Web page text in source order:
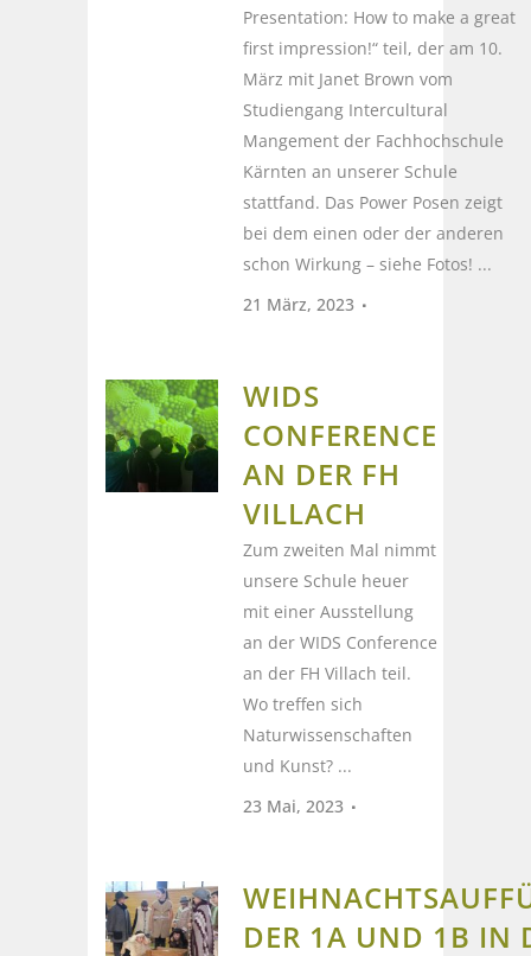
Presentation: How to make a great
first impression!“ teil, der am 10.
März mit Janet Brown vom
Studiengang Intercultural
Mangement der Fachhochschule
Kärnten an unserer Schule
stattfand. Das Power Posen zeigt
bei dem einen oder der anderen
schon Wirkung – siehe Fotos! ...
21 März, 2023
WIDS
CONFERENCE
AN DER FH
VILLACH
Zum zweiten Mal nimmt
unsere Schule heuer
mit einer Ausstellung
an der WIDS Conference
an der FH Villach teil.
Wo treffen sich
Naturwissenschaften
und Kunst? ...
23 Mai, 2023
DER 1A UND 1B IN